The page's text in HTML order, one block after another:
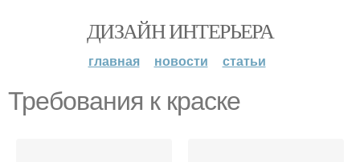
ДИЗАЙН ИНТЕРЬЕРА
главная новости статьи
Требования к краске